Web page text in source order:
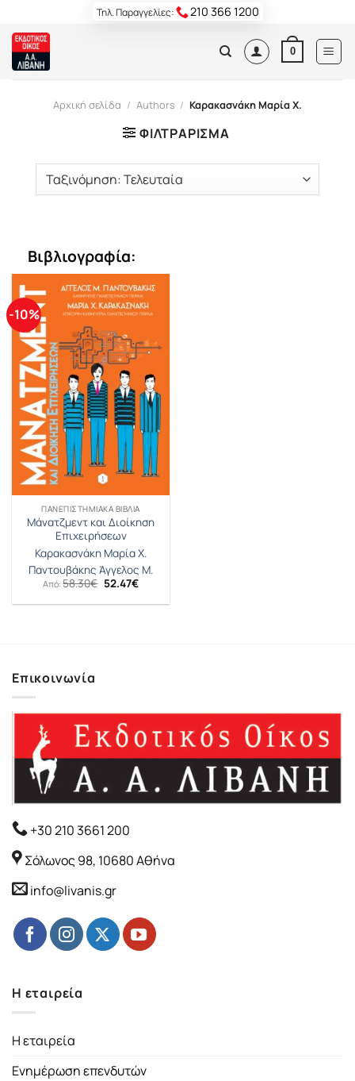
content
Τηλ. Παραγγελίες: 210 366 1200
0
Αρχική σελίδα / Authors / Καρακασνάκη Μαρία Χ.
ΦΙΛΤΡΆΡΙΣΜΑ
Βιβλιογραφία:
-10%
ΠΑΝΕΠΙΣΤΗΜΙΑΚΑ ΒΙΒΛΙΑ
Μάνατζμεντ και Διοίκηση
Επιχειρήσεων
Καρακασνάκη Μαρία Χ.
Παντουβάκης Άγγελος Μ.
Από:58.30€ Original
price
was:
52.47€Η
τιμή
Επικοινωνία
+30 210 3661 200
Σόλωνος 98, 10680 Αθήνα
info@livanis.gr
Η εταιρεία
Η εταιρεία
Ενημέρωση επενδυτών